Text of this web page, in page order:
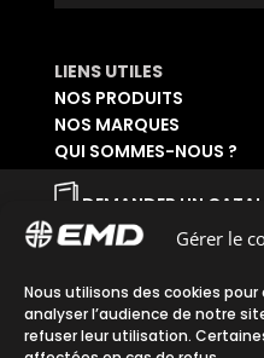
Gérer le
Nous utilisons des cookies
analyser l’audience de notre
refuser leur utilisation.
LIENS UTILES
NOS PRODUITS
NOS MARQUES
QUI SOMMES-NOUS ?
DEMANDER UN
DEMANDER UN
Accueil|Plan du site|
Confidentialité|CGV